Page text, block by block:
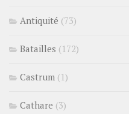
Antiquité (73)
Batailles (172)
Castrum (1)
Cathare (3)